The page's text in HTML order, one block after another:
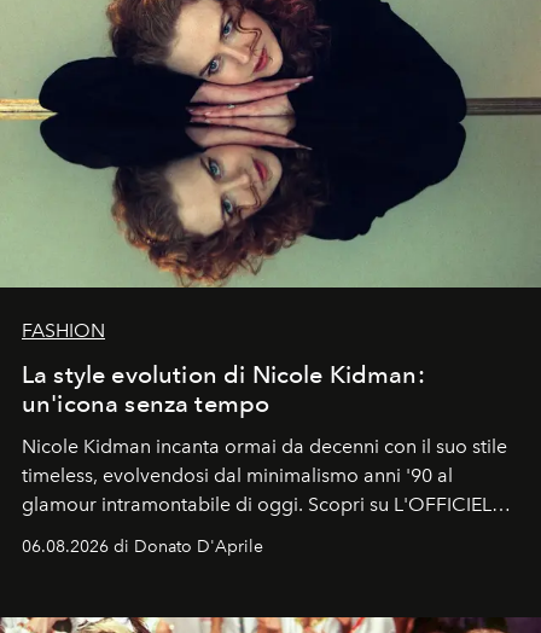
FASHION
La style evolution di Nicole Kidman:
un'icona senza tempo
Nicole Kidman incanta ormai da decenni con il suo stile
timeless, evolvendosi dal minimalismo anni '90 al
glamour intramontabile di oggi. Scopri su L'OFFICIEL
Italia la sua style evolution.
06.08.2026 di Donato D'Aprile